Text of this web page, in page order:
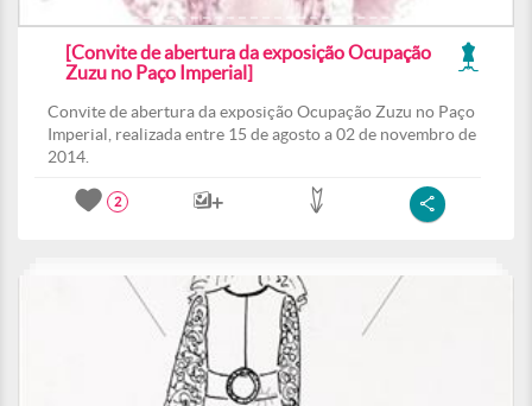
[Convite de abertura da exposição Ocupação
Zuzu no Paço Imperial]
Convite de abertura da exposição Ocupação Zuzu no Paço
Imperial, realizada entre 15 de agosto a 02 de novembro de
2014.
2